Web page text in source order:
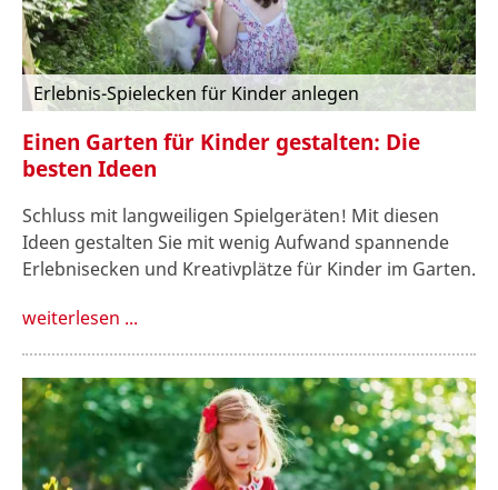
Erlebnis-Spielecken für Kinder anlegen
Einen Garten für Kinder gestalten: Die
besten Ideen
Schluss mit langweiligen Spielgeräten! Mit diesen
Ideen gestalten Sie mit wenig Aufwand spannende
Erlebnisecken und Kreativplätze für Kinder im Garten.
weiterlesen ...